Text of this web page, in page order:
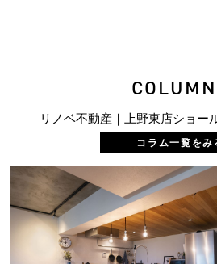
COLUMN
リノベ不動産｜上野東店ショー
コラム一覧をみ